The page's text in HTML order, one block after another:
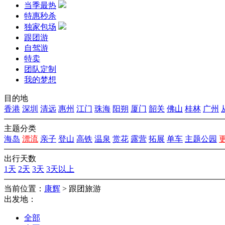
当季最热
特惠秒杀
独家包场
跟团游
自驾游
特卖
团队定制
我的梦想
目的地
香港 深圳 清远 惠州 江门 珠海 阳朔 厦门 韶关 佛山 桂林 广州
主题分类
海岛 漂流 亲子 登山 高铁 温泉 赏花 露营 拓展 单车 主题公园
出行天数
1天 2天 3天 3天以上
当前位置： 康辉 > 跟团旅游
出发地：
全部